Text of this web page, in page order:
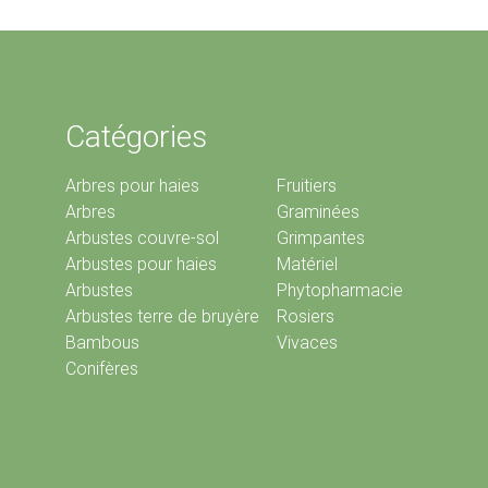
Catégories
Arbres pour haies
Arbres
Arbustes couvre-sol
Arbustes pour haies
Arbustes
Arbustes terre de bruyère
Bambous
Conifères
Fruitiers
Graminées
Grimpantes
Matériel
Phytopharmacie
Rosiers
Vivaces